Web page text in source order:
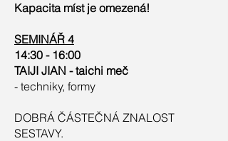
Kapacita míst je omezená!
SEMINÁŘ 4
14:30 - 16:00
TAIJI JIAN - taichi meč
- techniky, formy
DOBRÁ ČÁSTEČNÁ ZNALOST
SESTAVY.